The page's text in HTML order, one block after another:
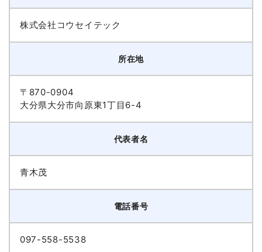
株式会社コウセイテック
所在地
〒870-0904
大分県大分市向原東1丁目6-4
代表者名
青木茂
電話番号
097-558-5538